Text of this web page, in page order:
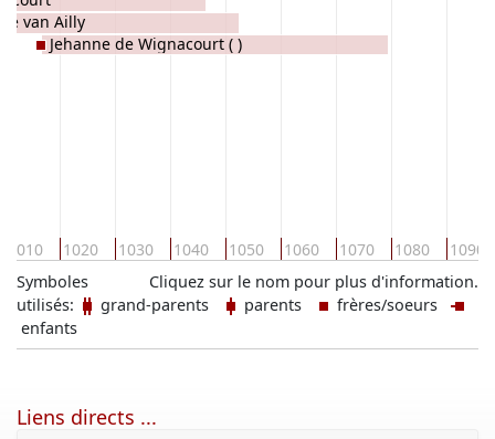
1010 1020 1030 1040 1050 1060 1070 1080 1090
van Ailly
Jehanne de Wignacourt ( )
Cliquez sur le nom pour plus d'information.
Symboles
utilisés:
grand-parents parents
frères/soeurs
enfants
Liens directs ...